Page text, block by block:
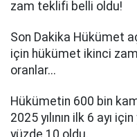
zam teklifi belli oldu!
Son Dakika Hükümet
için hükümet ikinci
oranlar...
Hükümetin 600 bin
2025 yılının ilk 6 ayı
yüzde 10 oldu.